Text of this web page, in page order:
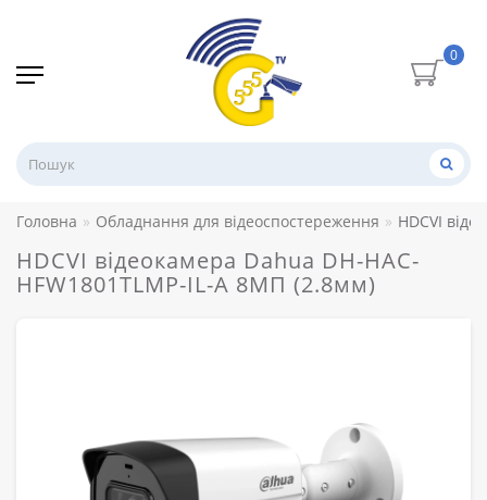
0
Головна Обладнання для відеоспостереження HDCVI
HDCVI відеокамера Dahua DH-HAC-
HFW1801TLMP-IL-A 8МП (2.8мм)